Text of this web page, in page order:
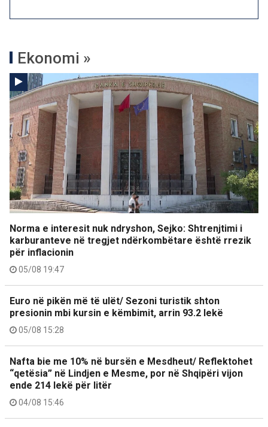
Ekonomi »
Norma e interesit nuk ndryshon, Sejko: Shtrenjtimi i
karburanteve në tregjet ndërkombëtare është rrezik
për inflacionin
05/08 19:47
Euro në pikën më të ulët/ Sezoni turistik shton
presionin mbi kursin e këmbimit, arrin 93.2 lekë
05/08 15:28
Nafta bie me 10% në bursën e Mesdheut/ Reflektohet
“qetësia” në Lindjen e Mesme, por në Shqipëri vijon
ende 214 lekë për litër
04/08 15:46